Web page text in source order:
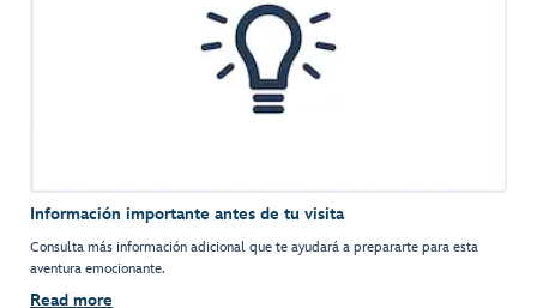
Información importante antes de tu visita
Consulta más información adicional que te ayudará a prepararte para esta
aventura emocionante.
Read more